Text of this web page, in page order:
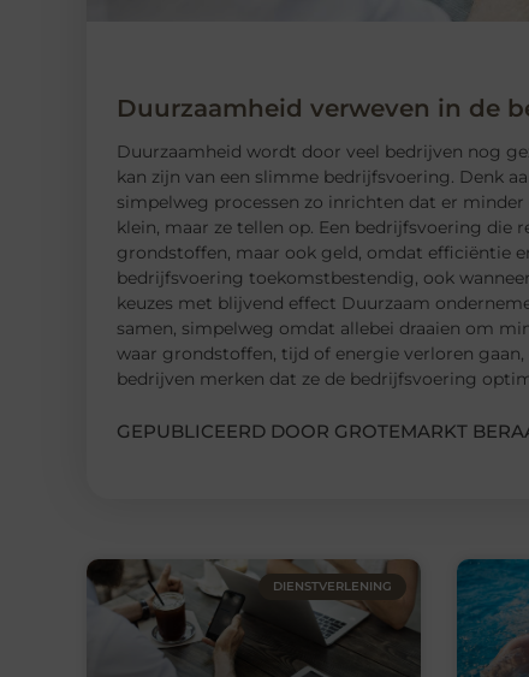
Duurzaamheid verweven in de
Duurzaamheid wordt door veel bedrijven nog
kan zijn van een slimme bedrijfsvoering. Denk
simpelweg processen zo inrichten dat er
klein, maar ze tellen op. Een bedrijfsvoering
grondstoffen, maar ook geld, omdat efficiëntie
bedrijfsvoering toekomstbestendig, ook
keuzes met blijvend effect Duurzaam
samen, simpelweg omdat allebei draaien om
waar grondstoffen, tijd of energie verloren
bedrijven merken dat ze de bedrijfsvoering
GEPUBLICEERD DOOR GROTEMARKT
DIENSTVERLENING